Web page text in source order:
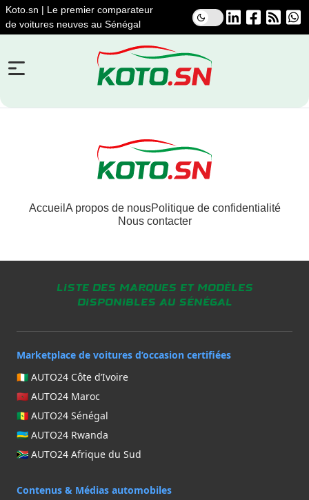
Koto.sn | Le premier comparateur
de voitures neuves au Sénégal
Accueil A propos de nousPolitique de confidentialité
Nous contacter
Liste des marques et modèles
disponibles au Sénégal
Marketplace de voitures d’occasion certifiées
🇨🇮 AUTO24 Côte d’Ivoire
🇲🇦 AUTO24 Maroc
🇸🇳 AUTO24 Sénégal
🇷🇼 AUTO24 Rwanda
🇿🇦 AUTO24 Afrique du Sud
Contenus & Médias automobiles